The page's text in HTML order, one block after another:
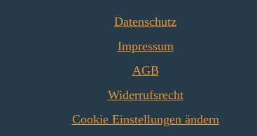
Datenschutz
Impressum
AGB
Widerrufsrecht
Cookie Einstellungen ändern